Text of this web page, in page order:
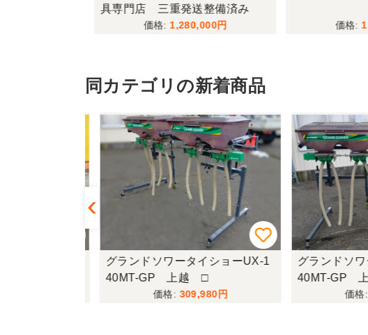
具専門店 三重発送整備済み
1,280,000
同カテゴリの新着商品
グランドソワータイショーUX-1
40MT-GP 上越 □
309,980
グランドソワ
40MT-GP 上